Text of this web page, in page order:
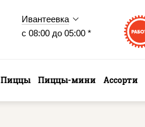
Ивантеевка
с 08:00 до 05:00 *
Пиццы Пиццы-мини Ассорти